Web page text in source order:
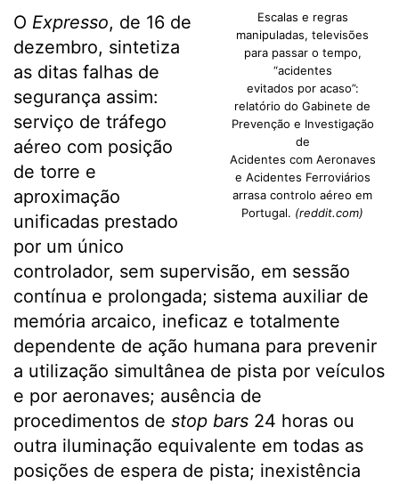
Escalas e regras
manipuladas, televisões
para passar o tempo,
“acidentes
evitados por acaso”:
relatório do Gabinete de
Prevenção e Investigação
de
Acidentes com Aeronaves
e Acidentes Ferroviários
arrasa controlo aéreo em
Portugal. (reddit.com)
O Expresso, de 16 de
dezembro, sintetiza
as ditas falhas de
segurança assim:
serviço de tráfego
aéreo com posição
de torre e
aproximação
unificadas prestado
por um único
controlador, sem supervisão, em sessão
contínua e prolongada; sistema auxiliar de
memória arcaico, ineficaz e totalmente
dependente de ação humana para prevenir
a utilização simultânea de pista por veículos
e por aeronaves; ausência de
procedimentos de stop bars 24 horas ou
outra iluminação equivalente em todas as
posições de espera de pista; inexistência